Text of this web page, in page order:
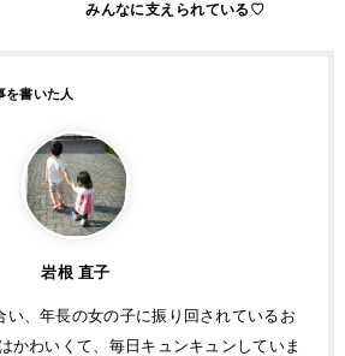
みんなに支えられている♡
岩根 直子
い、年長の女の子に振り回されているお
かわいくて、毎日キュンキュンしていま